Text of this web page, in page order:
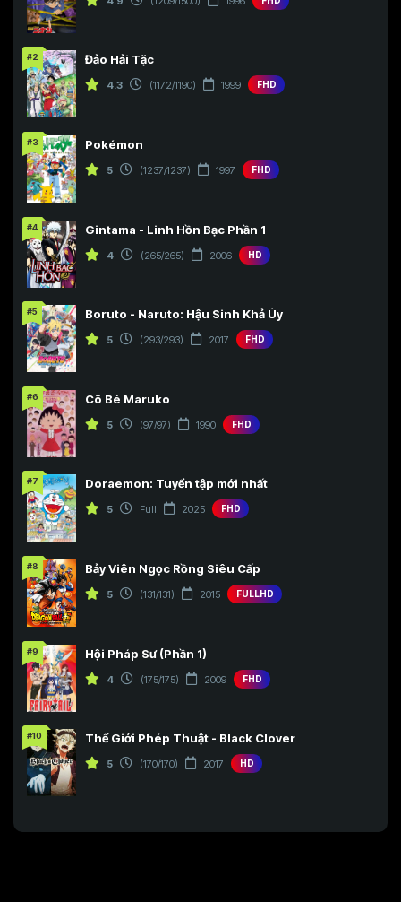
#2 Đảo Hải Tặc
4.3 (1172/1190) 1999 FHD
#3 Pokémon
5 (1237/1237) 1997 FHD
#4 Gintama - Linh Hồn Bạc Phần 1
4 (265/265) 2006 HD
#5 Boruto - Naruto: Hậu Sinh Khả Úy
5 (293/293) 2017 FHD
#6 Cô Bé Maruko
5 (97/97) 1990 FHD
#7 Doraemon: Tuyển tập mới nhất
5 Full 2025 FHD
#8 Bảy Viên Ngọc Rồng Siêu Cấp
5 (131/131) 2015 FULLHD
#9 Hội Pháp Sư (Phần 1)
4 (175/175) 2009 FHD
#10 Thế Giới Phép Thuật - Black Clover
5 (170/170) 2017 HD